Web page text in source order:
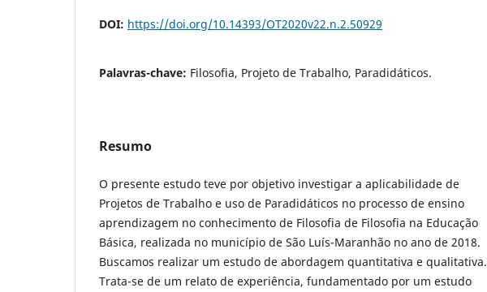
DOI: https://doi.org/10.14393/OT2020v22.n.2.50929
Palavras-chave: Filosofia, Projeto de Trabalho, Paradidáticos.
Resumo
O presente estudo teve por objetivo investigar a aplicabilidade de
Projetos de Trabalho e uso de Paradidáticos no processo de ensino
aprendizagem no conhecimento de Filosofia de Filosofia na Educação
Básica, realizada no município de São Luís-Maranhão no ano de 2018.
Buscamos realizar um estudo de abordagem quantitativa e qualitativa.
Trata-se de um relato de experiência, fundamentado por um estudo